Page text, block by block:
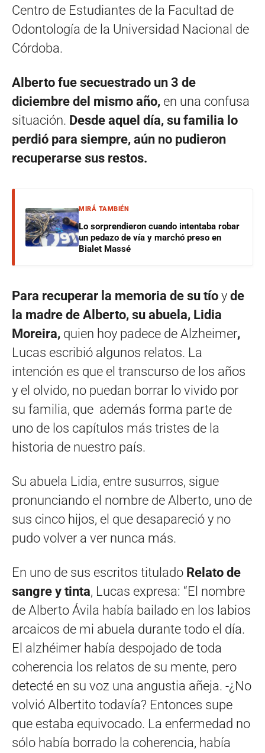
Centro de Estudiantes de la Facultad de
Odontología de la Universidad Nacional de
Córdoba.
Alberto fue secuestrado un 3 de
diciembre del mismo año, en una confusa
situación. Desde aquel día, su familia lo
perdió para siempre, aún no pudieron
recuperarse sus restos.
MIRÁ TAMBIÉN
Lo sorprendieron cuando intentaba robar
un pedazo de vía y marchó preso en
Bialet Massé
Para recuperar la memoria de su tío y de
la madre de Alberto, su abuela, Lidia
Moreira, quien hoy padece de Alzheimer,
Lucas escribió algunos relatos. La
intención es que el transcurso de los años
y el olvido, no puedan borrar lo vivido por
su familia, que además forma parte de
uno de los capítulos más tristes de la
historia de nuestro país.
Su abuela Lidia, entre susurros, sigue
pronunciando el nombre de Alberto, uno de
sus cinco hijos, el que desapareció y no
pudo volver a ver nunca más.
En uno de sus escritos titulado Relato de
sangre y tinta, Lucas expresa: “El nombre
de Alberto Ávila había bailado en los labios
arcaicos de mi abuela durante todo el día.
El alzhéimer había despojado de toda
coherencia los relatos de su mente, pero
detecté en su voz una angustia añeja. -¿No
volvió Albertito todavía? Entonces supe
que estaba equivocado. La enfermedad no
sólo había borrado la coherencia, había